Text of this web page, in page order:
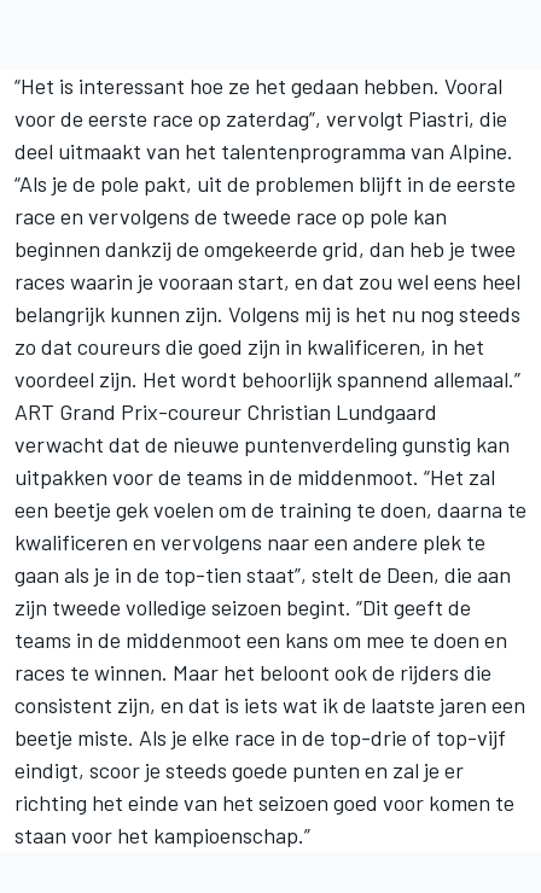
“Het is interessant hoe ze het gedaan hebben. Vooral
voor de eerste race op zaterdag”, vervolgt Piastri, die
deel uitmaakt van het talentenprogramma van Alpine.
“Als je de pole pakt, uit de problemen blijft in de eerste
race en vervolgens de tweede race op pole kan
beginnen dankzij de omgekeerde grid, dan heb je twee
races waarin je vooraan start, en dat zou wel eens heel
belangrijk kunnen zijn. Volgens mij is het nu nog steeds
zo dat coureurs die goed zijn in kwalificeren, in het
voordeel zijn. Het wordt behoorlijk spannend allemaal.”
ART Grand Prix-coureur Christian Lundgaard
verwacht dat de nieuwe puntenverdeling gunstig kan
uitpakken voor de teams in de middenmoot. “Het zal
een beetje gek voelen om de training te doen, daarna te
kwalificeren en vervolgens naar een andere plek te
gaan als je in de top-tien staat”, stelt de Deen, die aan
zijn tweede volledige seizoen begint. “Dit geeft de
teams in de middenmoot een kans om mee te doen en
races te winnen. Maar het beloont ook de rijders die
consistent zijn, en dat is iets wat ik de laatste jaren een
beetje miste. Als je elke race in de top-drie of top-vijf
eindigt, scoor je steeds goede punten en zal je er
richting het einde van het seizoen goed voor komen te
staan voor het kampioenschap.”